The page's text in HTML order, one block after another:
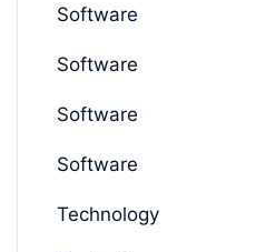
Software
Software
Software
Software
Technology